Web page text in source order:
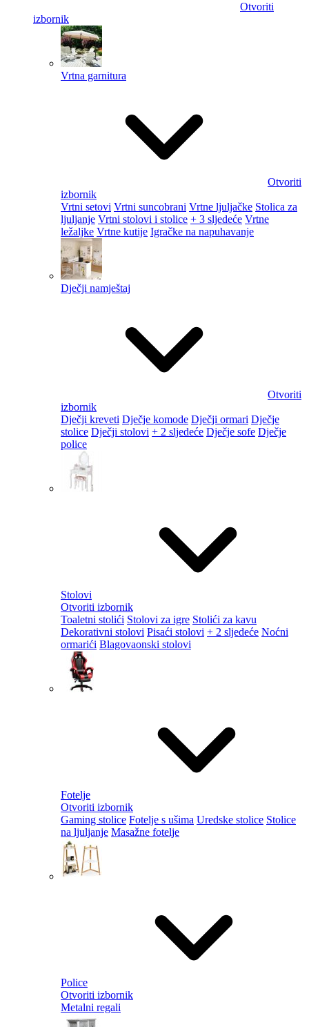
Otvoriti
izbornik
Vrtna garnitura
Otvoriti
izbornik
Vrtni setovi Vrtni suncobrani Vrtne ljuljačke Stolica za
ljuljanje Vrtni stolovi i stolice + 3 sljedeće Vrtne
ležaljke Vrtne kutije Igračke na napuhavanje
Dječji namještaj
Otvoriti
izbornik
Dječji kreveti Dječje komode Dječji ormari Dječje
stolice Dječji stolovi + 2 sljedeće Dječje sofe Dječje
police
Stolovi
Otvoriti izbornik
Toaletni stolići Stolovi za igre Stolići za kavu
Dekorativni stolovi Pisaći stolovi + 2 sljedeće Noćni
ormarići Blagovaonski stolovi
Fotelje
Otvoriti izbornik
Gaming stolice Fotelje s ušima Uredske stolice Stolice
na ljuljanje Masažne fotelje
Police
Otvoriti izbornik
Metalni regali